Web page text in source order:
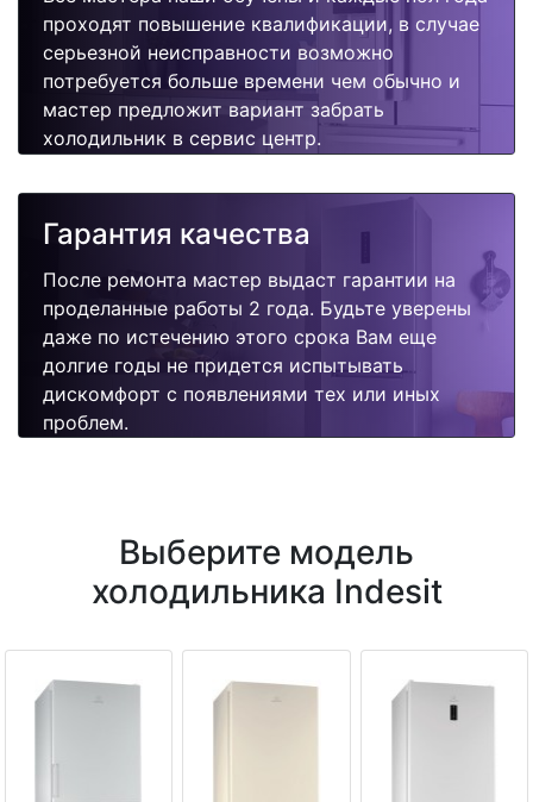
проходят повышение квалификации, в случае
серьезной неисправности возможно
потребуется больше времени чем обычно и
мастер предложит вариант забрать
холодильник в сервис центр.
Гарантия качества
После ремонта мастер выдаст гарантии на
проделанные работы 2 года. Будьте уверены
даже по истечению этого срока Вам еще
долгие годы не придется испытывать
дискомфорт с появлениями тех или иных
проблем.
Выберите модель
холодильника Indesit